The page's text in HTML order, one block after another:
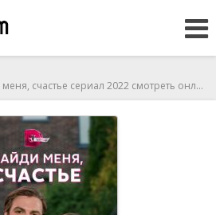
счастье сериал 2022 смотреть онлайн